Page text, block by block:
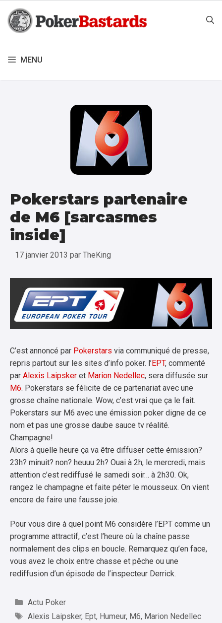
contenu
MENU
Pokerstars partenaire
de M6 [sarcasmes
inside]
17 janvier 2013 par TheKing
C’est annoncé par Pokerstars via communiqué de presse,
repris partout sur les sites d’info poker. l’EPT, commenté
par Alexis Laipsker et Marion Nedellec, sera diffusée sur
M6. Pokerstars se félicite de ce partenariat avec une
grosse chaîne nationale. Wow, c’est vrai que ça le fait.
Pokerstars sur M6 avec une émission poker digne de ce
nom et pas une grosse daube sauce tv réalité.
Champagne!
Alors à quelle heure ça va être diffuser cette émission?
23h? minuit? non? heuuu 2h? Ouai à 2h, le mercredi, mais
attention c’est rediffusé le samedi soir… à 2h30. Ok,
rangez le champagne et faite péter le mousseux. On vient
encore de faire une fausse joie.
Pour vous dire à quel point M6 considère l’EPT comme un
programme attractif, c’est l’heure où la chaîne passe
normalement des clips en boucle. Remarquez qu’en face,
vous avez le choix entre chasse et pêche ou une
rediffusion d’un épisode de l’inspecteur Derrick.
Catégories
Actu Poker
Étiquettes
Alexis Laipsker, Ept, Humeur, M6, Marion Nedellec